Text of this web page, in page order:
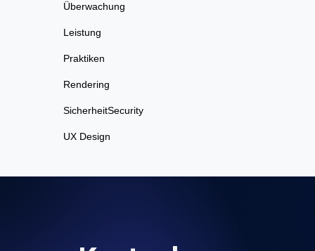
Überwachung
Leistung
Praktiken
Rendering
SicherheitSecurity
UX Design